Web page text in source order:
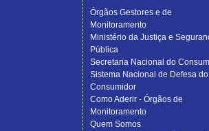
Órgãos Gestores e de
Monitoramento
Ministério da Justiça e
Pública
Secretaria Nacional do
Sistema Nacional de Defesa do
Consumidor
Como Aderir - Órgãos de
Monitoramento
Quem Somos